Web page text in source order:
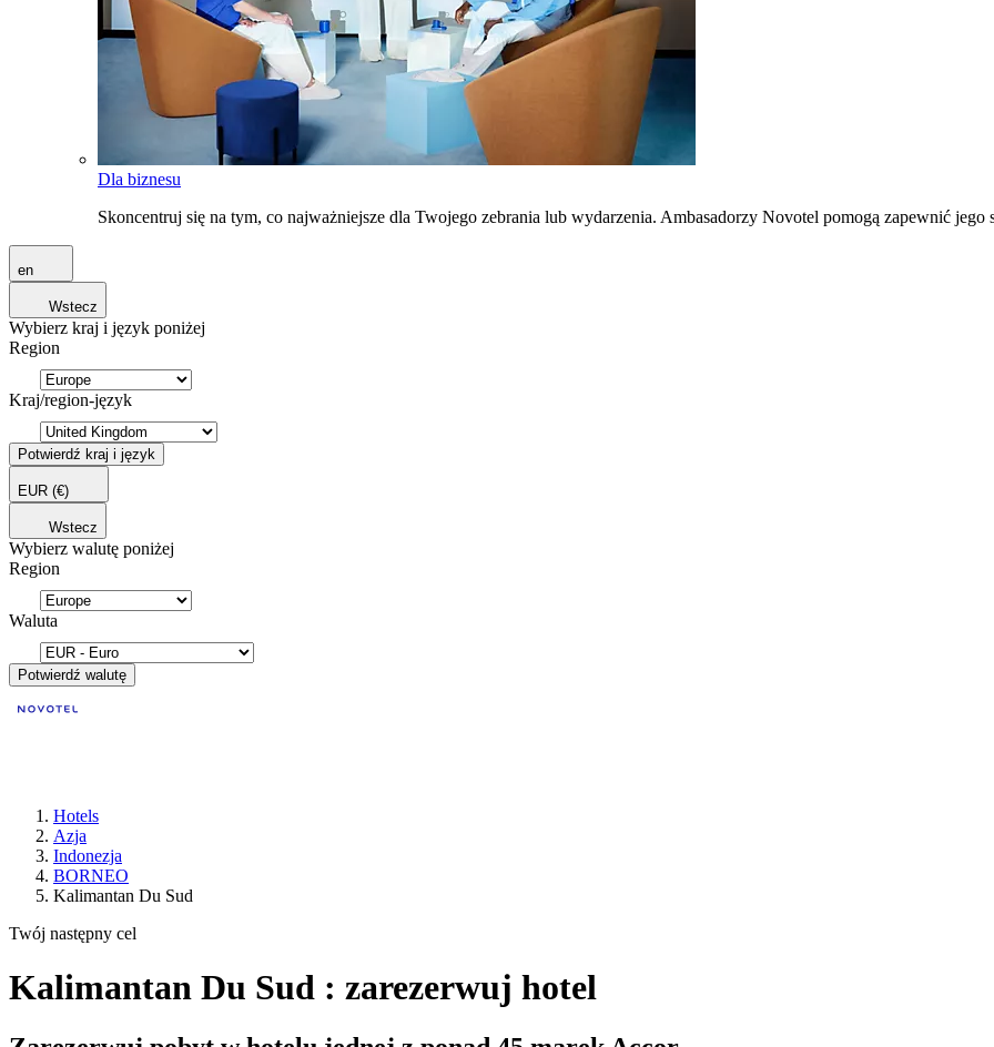
Dla biznesu
Skoncentruj się na tym, co najważniejsze dla Twojego zebrania lub wydarzenia. Ambasadorzy Novotel pomogą zapewnić jego
en
Wstecz
Wybierz kraj i język poniżej
Region
Kraj/region-język
Potwierdź kraj i język
EUR (€)
Wstecz
Wybierz walutę poniżej
Region
Waluta
Potwierdź walutę
Hotels
Azja
Indonezja
BORNEO
Kalimantan Du Sud
Twój następny cel
Kalimantan Du Sud : zarezerwuj hotel